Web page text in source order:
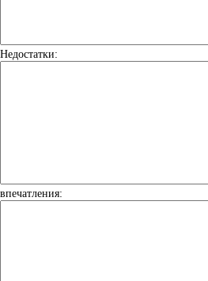
Недостатки:
впечатления: